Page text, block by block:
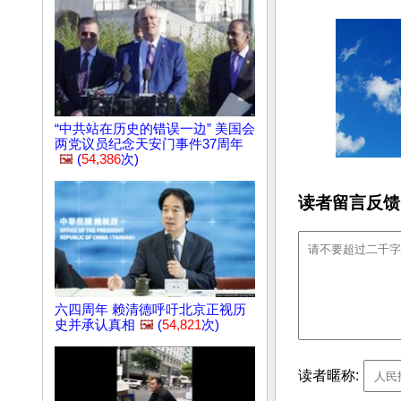
“中共站在历史的错误一边” 美国会
两党议员纪念天安门事件37周年
🖼️ (54,386次)
六四周年 赖清德呼吁北京正视历
史并承认真相 🖼️ (54,821次)
读者留言反
读者暱称: